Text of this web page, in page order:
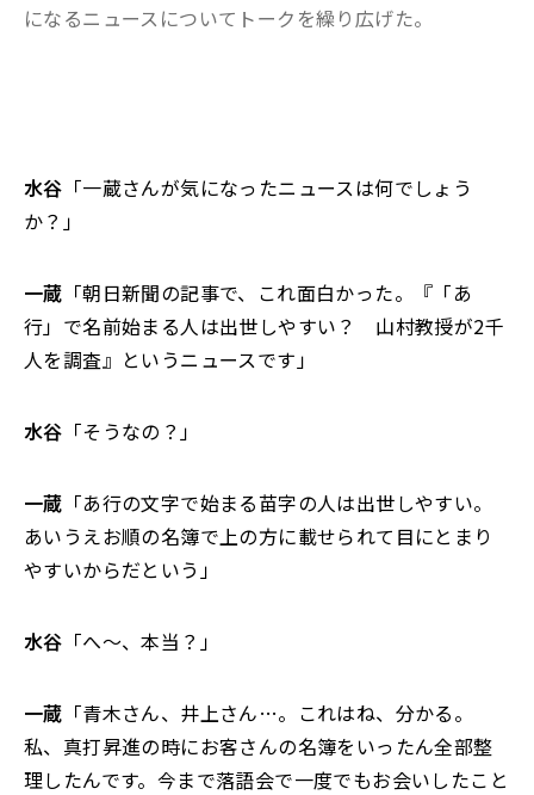
になるニュースについてトークを繰り広げた。
水谷 「一蔵さんが気になったニュースは何でしょう
か？」
一蔵 「朝日新聞の記事で、これ面白かった。『「あ
行」で名前始まる人は出世しやすい？ 山村教授が2千
人を調査』というニュースです」
水谷 「そうなの？」
一蔵 「あ行の文字で始まる苗字の人は出世しやすい。
あいうえお順の名簿で上の方に載せられて目にとまり
やすいからだという」
水谷 「へ～、本当？」
一蔵 「青木さん、井上さん…。これはね、分かる。
私、真打昇進の時にお客さんの名簿をいったん全部整
理したんです。今まで落語会で一度でもお会いしたこと